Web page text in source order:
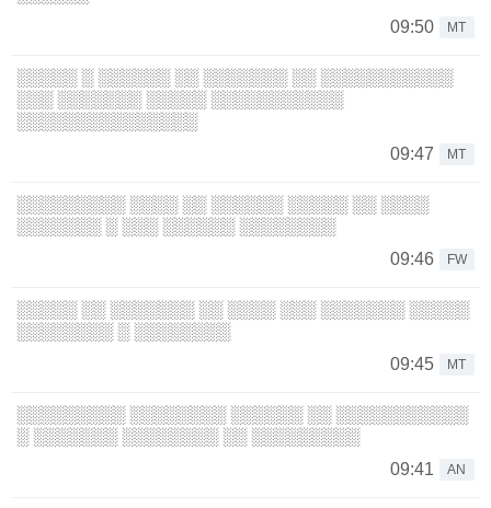
09:50
MT
░░░░░ ░ ░░░░░░ ░░ ░░░░░░░ ░░ ░░░░░░░░░░░
░░░ ░░░░░░░ ░░░░░ ░░░░░░░░░░░
░░░░░░░░░░░░░░░
09:47
MT
░░░░░░░░░ ░░░░ ░░ ░░░░░░ ░░░░░ ░░ ░░░░
░░░░░░░ ░ ░░░ ░░░░░░ ░░░░░░░░
09:46
FW
░░░░░ ░░ ░░░░░░░ ░░ ░░░░ ░░░ ░░░░░░░ ░░░░░
░░░░░░░░ ░ ░░░░░░░░
09:45
MT
░░░░░░░░░ ░░░░░░░░ ░░░░░░ ░░ ░░░░░░░░░░░
░ ░░░░░░░ ░░░░░░░░ ░░ ░░░░░░░░░
09:41
AN